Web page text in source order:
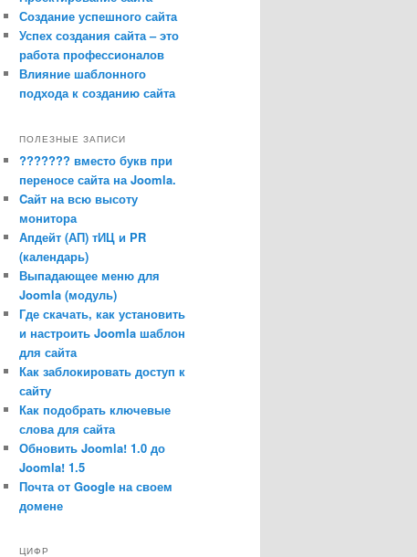
Создание успешного сайта
Успех создания сайта – это
работа профессионалов
Влияние шаблонного
подхода к созданию сайта
ПОЛЕЗНЫЕ ЗАПИСИ
??????? вместо букв при
переносе сайта на Joomla.
Cайт на всю высоту
монитора
Апдейт (АП) тИЦ и PR
(календарь)
Выпадающее меню для
Joomla (модуль)
Где скачать, как установить
и настроить Joomla шаблон
для сайта
Как заблокировать доступ к
сайту
Как подобрать ключевые
слова для сайта
Обновить Joomla! 1.0 до
Joomla! 1.5
Почта от Google на своем
домене
ЦИФР